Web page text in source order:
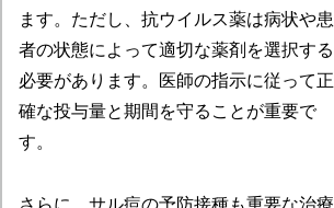
ます。ただし、抗ウイルス薬は病状や患
者の状態によって適切な薬剤を選択する
必要があります。医師の指示に従って正
確な投与量と期間を守ることが重要で
す。